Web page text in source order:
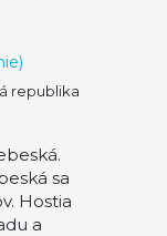
republika
sa
Hostia
a